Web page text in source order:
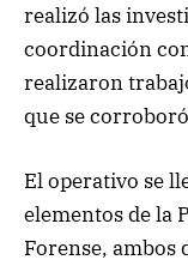
realizó las
coordinación
realizaron
que se
El operativo se
elementos de la
Forense, ambos